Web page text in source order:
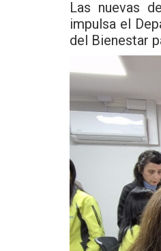
Las nuevas
impulsa el
del Bienestar